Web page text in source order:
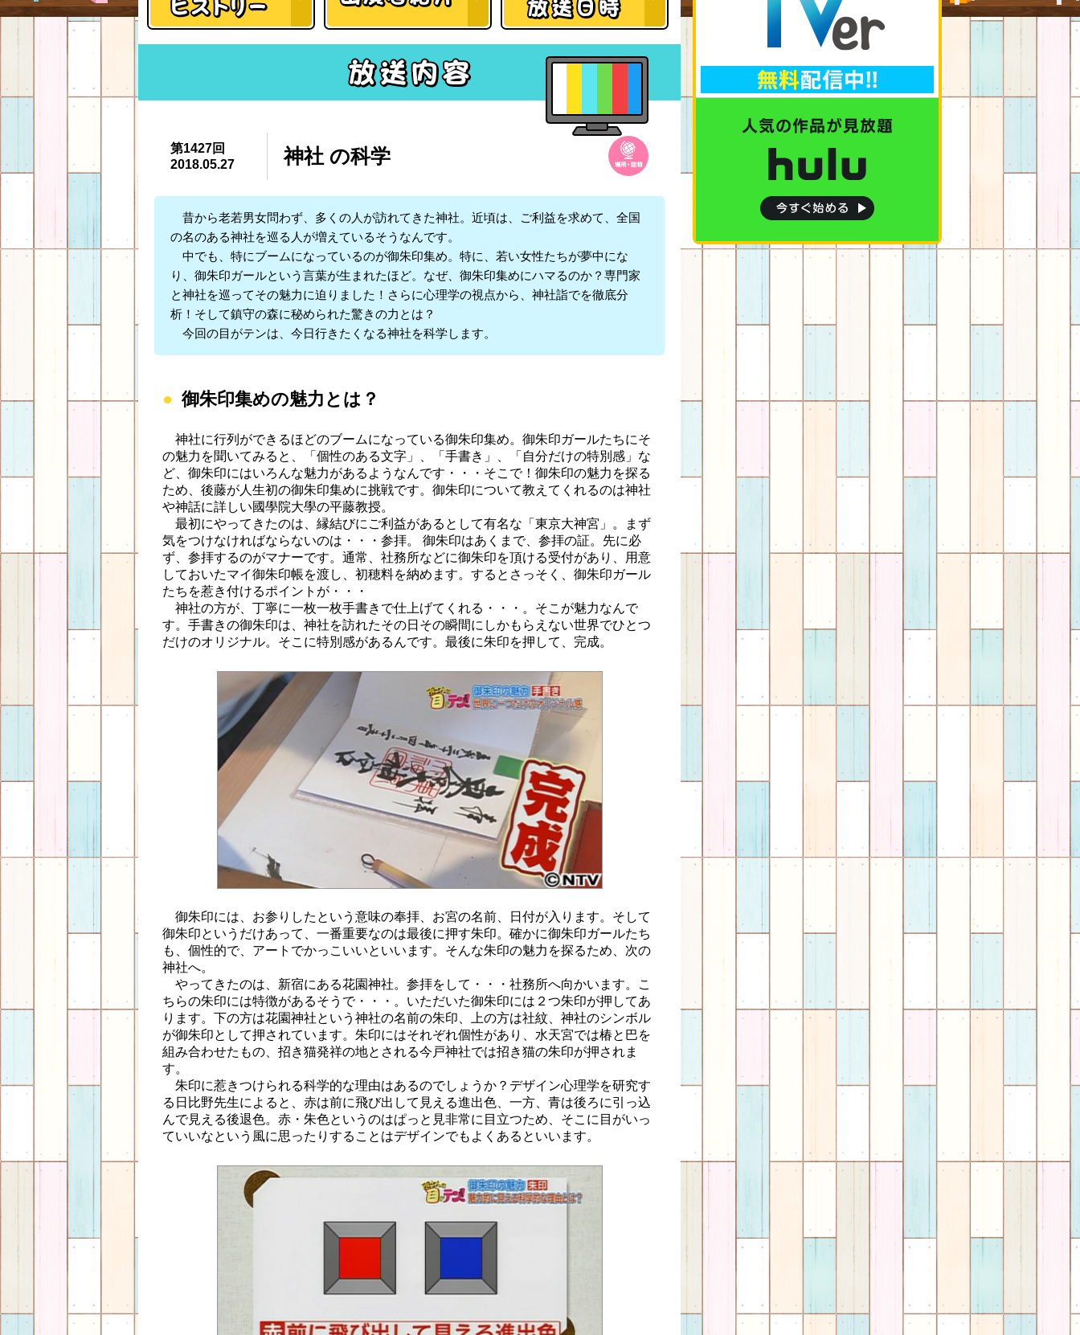
第1427回
2018.05.27
神社 の科学
昔から老若男女問わず、多くの人が訪れてきた神社。近頃は、ご利益を求めて、全国
の名のある神社を巡る人が増えているそうなんです。
中でも、特にブームになっているのが御朱印集め。特に、若い女性たちが夢中にな
り、御朱印ガールという言葉が生まれたほど。なぜ、御朱印集めにハマるのか？専門家
と神社を巡ってその魅力に迫りました！さらに心理学の視点から、神社詣でを徹底分
析！そして鎮守の森に秘められた驚きの力とは？
今回の目がテンは、今日行きたくなる神社を科学します。
御朱印集めの魅力とは？
神社に行列ができるほどのブームになっている御朱印集め。御朱印ガールたちにそ
の魅力を聞いてみると、「個性のある文字」、「手書き」、「自分だけの特別感」な
ど、御朱印にはいろんな魅力があるようなんです・・・そこで！御朱印の魅力を探る
ため、後藤が人生初の御朱印集めに挑戦です。御朱印について教えてくれるのは神社
や神話に詳しい國學院大學の平藤教授。
最初にやってきたのは、縁結びにご利益があるとして有名な「東京大神宮」。まず
気をつけなければならないのは・・・参拝。 御朱印はあくまで、参拝の証。先に必
ず、参拝するのがマナーです。通常、社務所などに御朱印を頂ける受付があり、用意
しておいたマイ御朱印帳を渡し、初穂料を納めます。するとさっそく、御朱印ガール
たちを惹き付けるポイントが・・・
神社の方が、丁寧に一枚一枚手書きで仕上げてくれる・・・。そこが魅力なんで
す。手書きの御朱印は、神社を訪れたその日その瞬間にしかもらえない世界でひとつ
だけのオリジナル。そこに特別感があるんです。最後に朱印を押して、完成。
御朱印には、お参りしたという意味の奉拝、お宮の名前、日付が入ります。そして
御朱印というだけあって、一番重要なのは最後に押す朱印。確かに御朱印ガールたち
も、個性的で、アートでかっこいいといいます。そんな朱印の魅力を探るため、次の
神社へ。
やってきたのは、新宿にある花園神社。参拝をして・・・社務所へ向かいます。こ
ちらの朱印には特徴があるそうで・・・。いただいた御朱印には２つ朱印が押してあ
ります。下の方は花園神社という神社の名前の朱印、上の方は社紋、神社のシンボル
が御朱印として押されています。朱印にはそれぞれ個性があり、水天宮では椿と巴を
組み合わせたもの、招き猫発祥の地とされる今戸神社では招き猫の朱印が押されま
す。
朱印に惹きつけられる科学的な理由はあるのでしょうか？デザイン心理学を研究す
る日比野先生によると、赤は前に飛び出して見える進出色、一方、青は後ろに引っ込
んで見える後退色。赤・朱色というのはぱっと見非常に目立つため、そこに目がいっ
ていいなという風に思ったりすることはデザインでもよくあるといいます。